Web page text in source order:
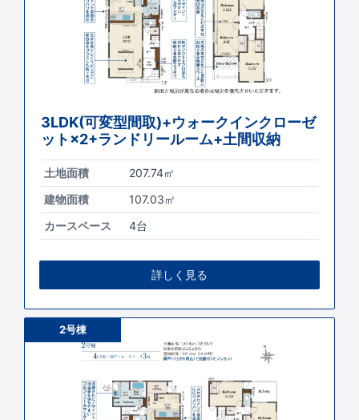
3LDK(可変型間取)+ウォークインクローゼ
ット×2+ランドリールーム+土間収納
土地面積
207.74㎡
建物面積
107.03㎡
カースペース
4台
詳しく見る
2号棟